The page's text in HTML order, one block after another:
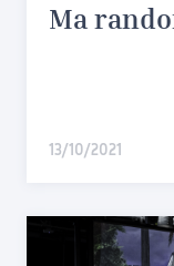
Ma
13/10/2021